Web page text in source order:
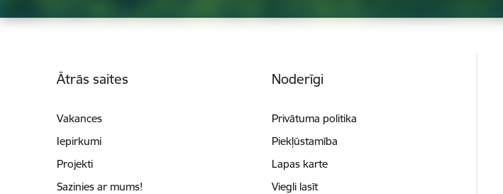
Ātrās saites
Vakances
Iepirkumi
Projekti
Sazinies ar mums!
Noderīgi
Privātuma politika
Piekļūstamība
Lapas karte
Viegli lasīt